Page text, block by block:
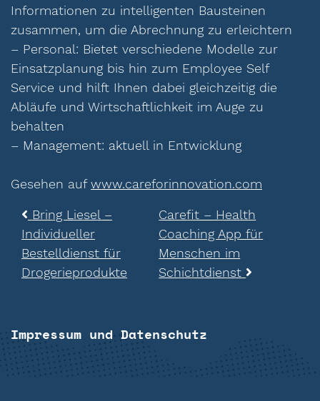
Informationen zu intelligenten Bausteinen
zusammen, um die Abrechnung zu erleichtern
– Personal: Bietet verschiedene Modelle zur
Einsatzplanung bis hin zum Employee Self
Service und hilft Ihnen dabei gleichzeitig die
Abläufe und Wirtschaftlichkeit im Auge zu
behalten
– Management: aktuell in Entwicklung
Gesehen aufwww.careforinnovation.com
Beitragsnavigation
Bring Liesel –
Individueller
Bestelldienst für
Drogerieprodukte
Carefit – Health
Coaching App für
Menschen im
Schichtdienst
Impressum und Datenschutz